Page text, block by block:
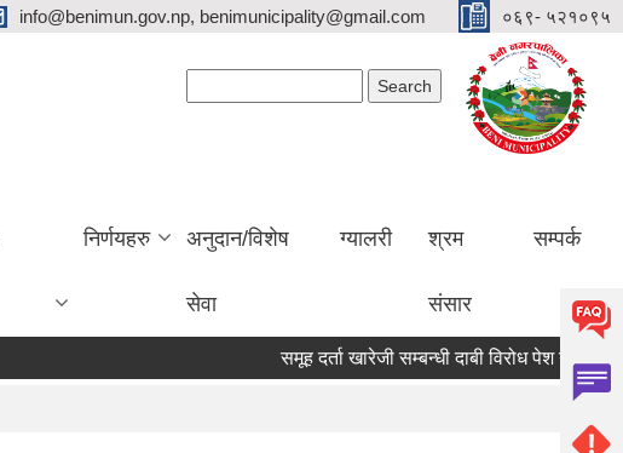
info@benimun.gov.np, benimunicipality@gmail.com ०६९- ५२१०९५
निर्णयहरु अनुदान/विशेष
सेवा
ग्यालरी श्रम
संसार
सम्पर्क
समूह दर्ता खारेजी सम्बन्धी दाबी विरोध पेश गर्ने सूचना ।